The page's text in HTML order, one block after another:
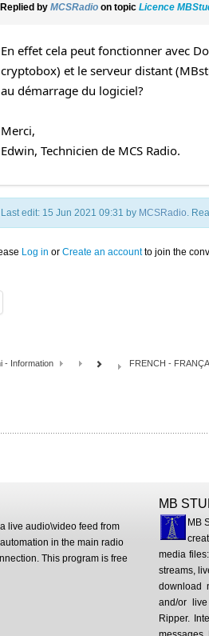
Replied by MCSRadioon topic Licence
En effet cela peut fonctionner avec
cryptobox) et le serveur distant
au démarrage du logiciel?
Merci,
Edwin, Technicien de MCS Radio.
Last edit: 15 Jun 2021 09:31 by MCSRadio .
Log in or Create an accountto join the
- Information FRENCH -
live audio\video feed from
in the main radio
This program is free
MB
MB
media
streams,
download
and/or
Ripper.